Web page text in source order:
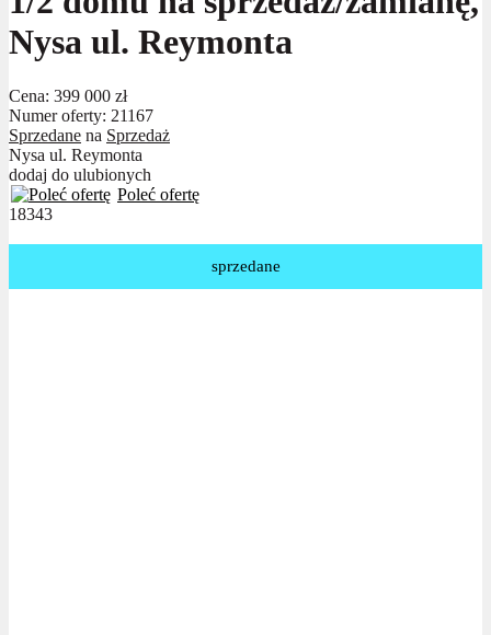
Nysa ul. Reymonta
Cena: 399 000 zł
Numer oferty: 21167
Sprzedane na Sprzedaż
Nysa ul. Reymonta
dodaj do ulubionych
Poleć ofertę
18343
sprzedane